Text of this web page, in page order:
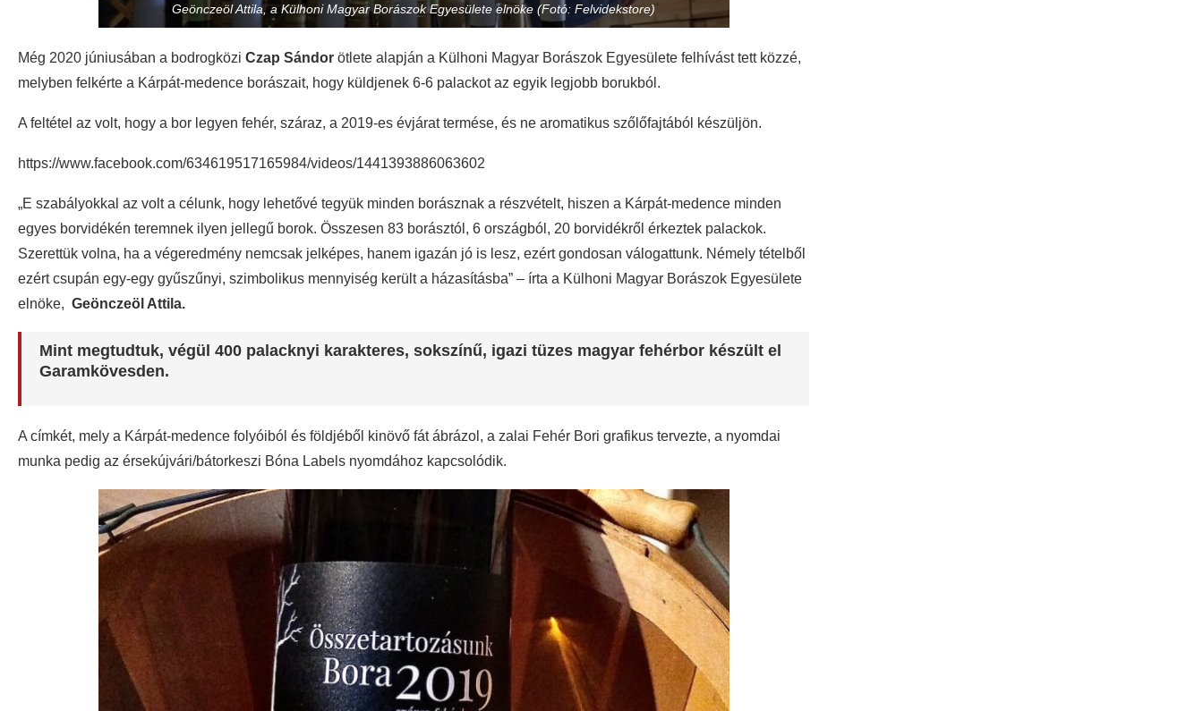
Geönczeöl Attila, a Külhoni Magyar Borászok Egyesülete elnöke (Fotó: Felvidekstore)
Még 2020 júniusában a bodrogközi Czap Sándor ötlete alapján a Külhoni Magyar Borászok Egyesülete felhívást tett közzé,
melyben felkérte a Kárpát-medence borászait, hogy küldjenek 6-6 palackot az egyik legjobb borukból.
A feltétel az volt, hogy a bor legyen fehér, száraz, a 2019-es évjárat termése, és ne aromatikus szőlőfajtából készüljön.
https://www.facebook.com/634619517165984/videos/1441393886063602
„E szabályokkal az volt a célunk, hogy lehetővé tegyük minden borásznak a részvételt, hiszen a Kárpát-medence minden
egyes borvidékén teremnek ilyen jellegű borok. Összesen 83 borásztól, 6 országból, 20 borvidékről érkeztek palackok.
Szerettük volna, ha a végeredmény nemcsak jelképes, hanem igazán jó is lesz, ezért gondosan válogattunk. Némely tételből
ezért csupán egy-egy gyűszűnyi, szimbolikus mennyiség került a házasításba” – írta a Külhoni Magyar Borászok Egyesülete
elnöke, Geönczeöl Attila.
Mint megtudtuk, végül 400 palacknyi karakteres, sokszínű, igazi tüzes magyar fehérbor készült el
Garamkövesden.
A címkét, mely a Kárpát-medence folyóiból és földjéből kinövő fát ábrázol, a zalai Fehér Bori grafikus tervezte, a nyomdai
munka pedig az érsekújvári/bátorkeszi Bóna Labels nyomdához kapcsolódik.